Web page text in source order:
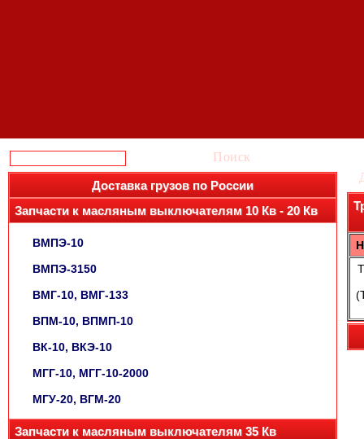
Поиск
Доставка грузов по России
Запчасти к масляным выключателям 10 Кв - 20 Кв
ВМПЭ-10
ВМПЭ-3150
ВМГ-10, ВМГ-133
ВПМ-10, ВПМП-10
ВК-10, ВКЭ-10
МГГ-10, МГГ-10-2000
МГУ-20, ВГМ-20
Запчасти к масляным выключателям 35 Кв